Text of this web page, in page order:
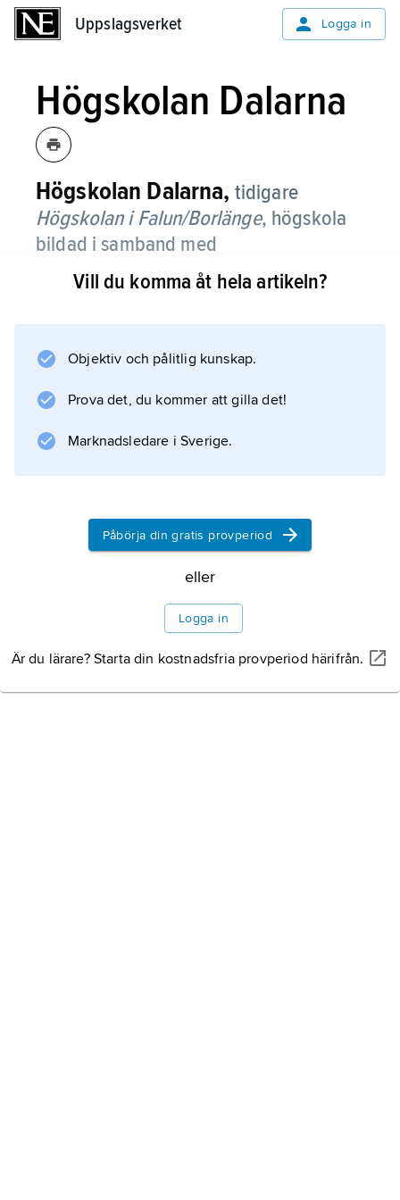
Uppslagsverket Logga in
Högskolan Dalarna
Högskolan Dalarna, tidigare
Högskolan i Falun/Borlänge, högskola
bildad i samband med
högskolereformen 1977.
inriktade utbildningar i Borlänge utgjorde
av 1970-talet med yrkesteknisk
högskoleutbildning. Utbildningen vid
Högskolan Dalarna var 2014 organiserad i tre
samhälle. Campus finns i Falun
Information om artikeln
Vill du komma åt hela artikeln?
Objektiv och pålitlig kunskap.
Prova det, du kommer att gilla det!
Marknadsledare i Sverige.
Påbörja din gratis provperiod
eller
Logga in
Är du lärare? Starta din kostnadsfria provperiod härifrån.